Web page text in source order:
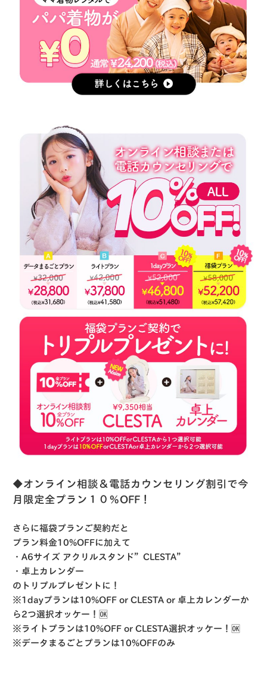
◆オンライン相談＆電話カウンセリング割引で今
月限定全プラン１０％OFF！
さらに福袋プランご契約だと
プラン料金10%OFFに加えて
・A6サイズ アクリルスタンド”CLESTA”
・卓上カレンダー
のトリプルプレゼントに！
※1dayプランは10%OFF or CLESTA or 卓上カレンダーか
ら2つ選択オッケー！🆗
※ライトプランは10%OFF or CLESTA選択オッケー！🆗
※データまるごとプランは10%OFFのみ